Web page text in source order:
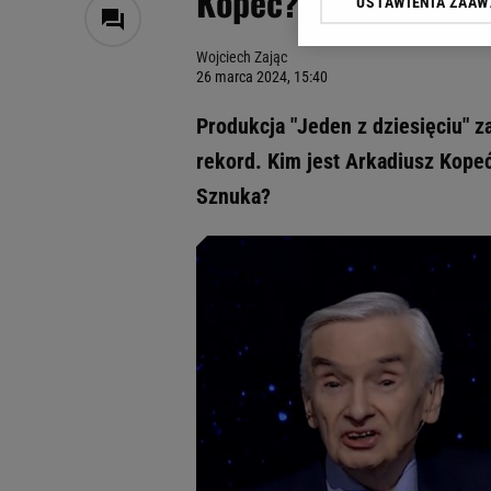
Wojciech Zając
26 marca 2024, 15:40
Produkcja "Jeden z dziesięciu"
rekord. Kim jest Arkadiusz
Sznuka?
Klikając „Akceptuję”
odnośnik „Ustawienia
My, nasi Zaufani
Użycie dokładnych